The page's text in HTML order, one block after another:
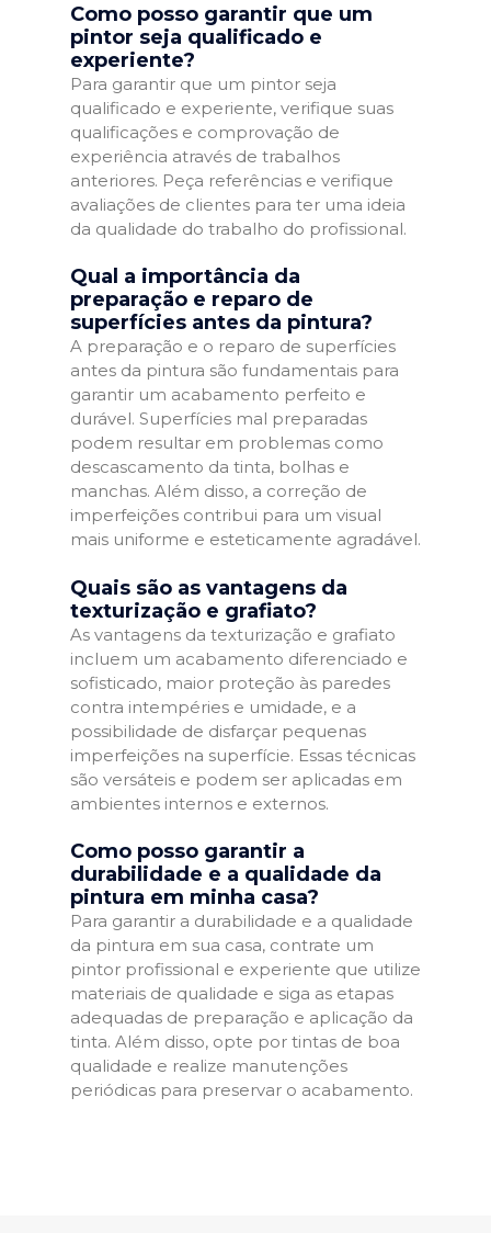
Como posso garantir que um
pintor seja qualificado e
experiente?
Para garantir que um pintor seja
qualificado e experiente, verifique suas
qualificações e comprovação de
experiência através de trabalhos
anteriores. Peça referências e verifique
avaliações de clientes para ter uma ideia
da qualidade do trabalho do profissional.
Qual a importância da
preparação e reparo de
superfícies antes da pintura?
A preparação e o reparo de superfícies
antes da pintura são fundamentais para
garantir um acabamento perfeito e
durável. Superfícies mal preparadas
podem resultar em problemas como
descascamento da tinta, bolhas e
manchas. Além disso, a correção de
imperfeições contribui para um visual
mais uniforme e esteticamente agradável.
Quais são as vantagens da
texturização e grafiato?
As vantagens da texturização e grafiato
incluem um acabamento diferenciado e
sofisticado, maior proteção às paredes
contra intempéries e umidade, e a
possibilidade de disfarçar pequenas
imperfeições na superfície. Essas técnicas
são versáteis e podem ser aplicadas em
ambientes internos e externos.
Como posso garantir a
durabilidade e a qualidade da
pintura em minha casa?
Para garantir a durabilidade e a qualidade
da pintura em sua casa, contrate um
pintor profissional e experiente que utilize
materiais de qualidade e siga as etapas
adequadas de preparação e aplicação da
tinta. Além disso, opte por tintas de boa
qualidade e realize manutenções
periódicas para preservar o acabamento.